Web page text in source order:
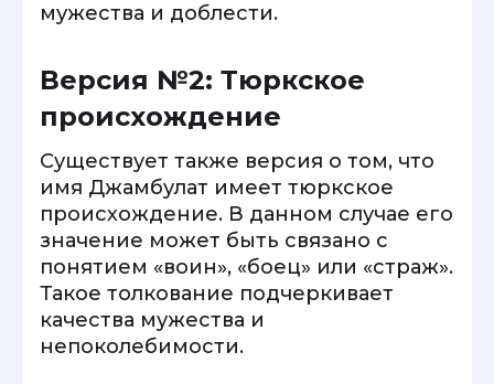
мужества и доблести.
Версия №2: Тюркское
происхождение
Существует также версия о том, что
имя Джамбулат имеет тюркское
происхождение. В данном случае его
значение может быть связано с
понятием «воин», «боец» или «страж».
Такое толкование подчеркивает
качества мужества и
непоколебимости.